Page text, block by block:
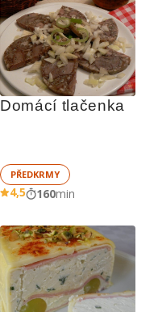
Domácí tlačenka
PŘEDKRMY
4,5 160min